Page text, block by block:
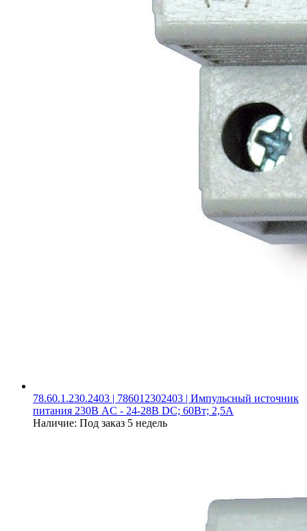
78.60.1.230.2403 | 786012302403 | Импульсный источник
питания 230В AC - 24-28В DC; 60Вт; 2,5А
Наличие: Под заказ 5 недель